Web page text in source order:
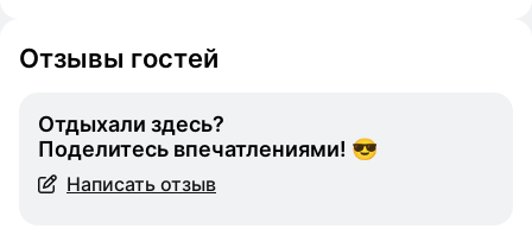
Отзывы гостей
Отдыхали здесь?
Поделитесь впечатлениями! 😎
Написать отзыв